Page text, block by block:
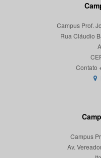
Campus Prof.
Rua Cláudio
Campus
Av.